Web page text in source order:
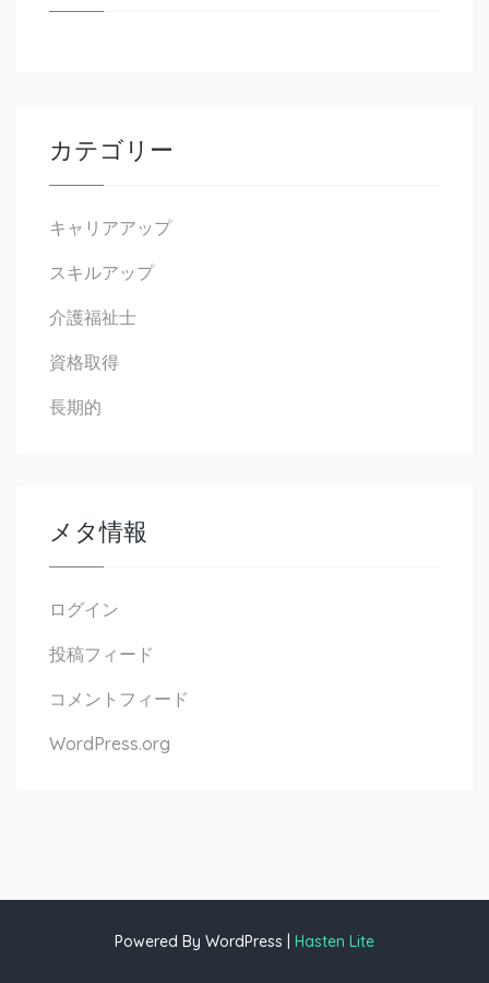
カテゴリー
キャリアアップ
スキルアップ
介護福祉士
資格取得
長期的
メタ情報
ログイン
投稿フィード
コメントフィード
WordPress.org
Powered By WordPress | Hasten Lite